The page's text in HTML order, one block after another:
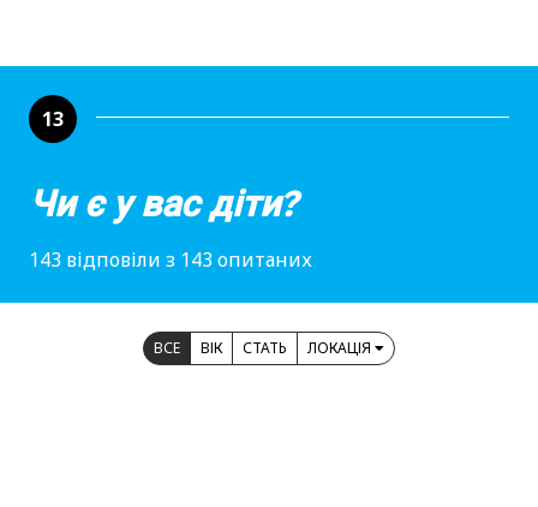
13
Чи є у вас діти?
143 відповіли з 143 опитаних
ВСЕ ВІК СТАТЬ ЛОКАЦІЯ